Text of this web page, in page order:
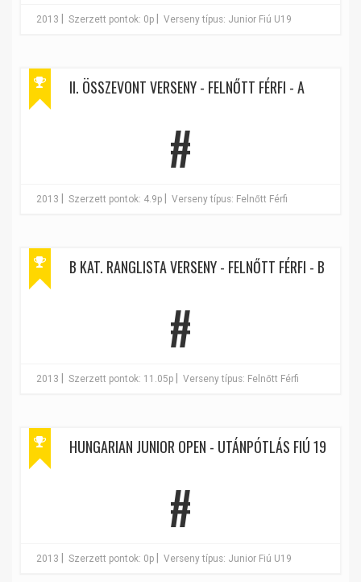
2013 Szerzett pontok: 0p Verseny típus: Junior Fiú U19
II. ÖSSZEVONT VERSENY - FELNŐTT FÉRFI - A
#
2013 Szerzett pontok: 4.9p Verseny típus: Felnőtt Férfi
B KAT. RANGLISTA VERSENY - FELNŐTT FÉRFI - B
#
2013 Szerzett pontok: 11.05p Verseny típus: Felnőtt Férfi
HUNGARIAN JUNIOR OPEN - UTÁNPÓTLÁS FIÚ 19
#
2013 Szerzett pontok: 0p Verseny típus: Junior Fiú U19